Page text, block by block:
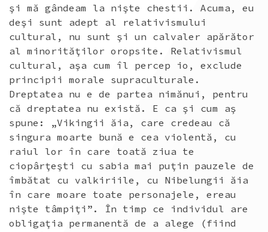
şi mă gândeam la nişte chestii. Acuma, eu
deşi sunt adept al relativismului
cultural, nu sunt şi un calvaler apărător
al minorităţilor oropsite. Relativismul
cultural, aşa cum îl percep io, exclude
principii morale supraculturale.
Dreptatea nu e de partea nimănui, pentru
că dreptatea nu există. E ca şi cum aş
spune: „Vikingii ăia, care credeau că
singura moarte bună e cea violentă, cu
raiul lor în care toată ziua te
ciopârţeşti cu sabia mai puţin pauzele de
îmbătat cu valkiriile, cu Nibelungii ăia
în care moare toate personajele, ereau
nişte tâmpiţi”. În timp ce individul are
obligaţia permanentă de a alege (fiind